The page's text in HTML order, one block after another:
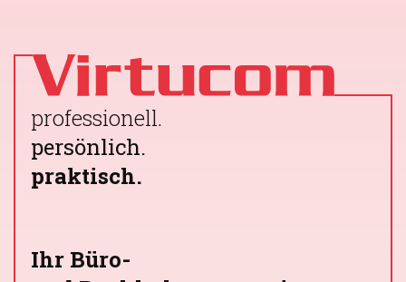
professionell.
persönlich.
praktisch.
Ihr Büro-